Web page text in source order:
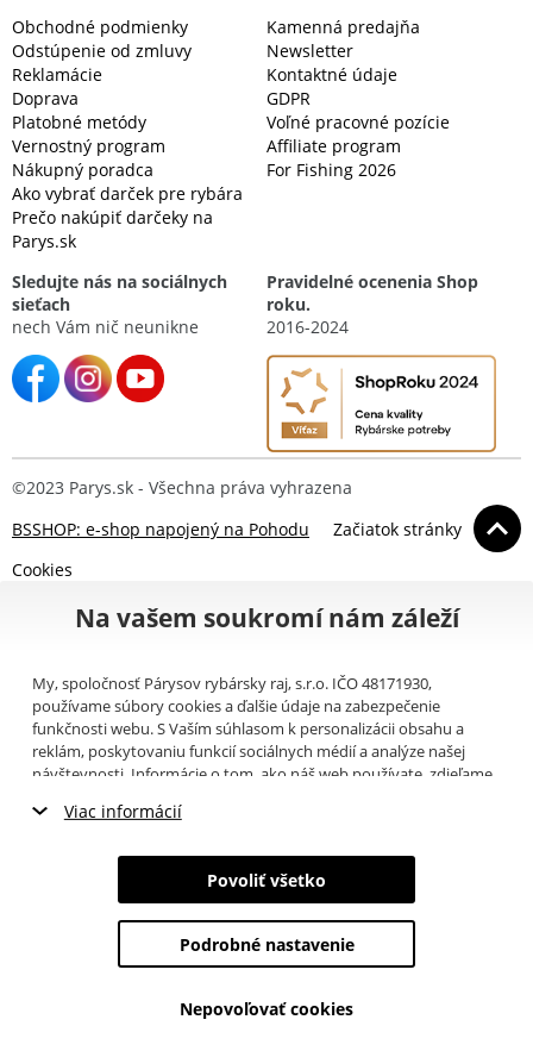
Obchodné podmienky
Odstúpenie od zmluvy
Reklamácie
Doprava
Platobné metódy
Vernostný program
Nákupný poradca
Ako vybrať darček pre rybára
Prečo nakúpiť darčeky na
Parys.sk
Kamenná predajňa
Newsletter
Kontaktné údaje
GDPR
Voľné pracovné pozície
Affiliate program
For Fishing 2026
Sledujte nás na sociálnych
sieťach
nech Vám nič neunikne
Pravidelné ocenenia Shop
roku.
2016-2024
©2023 Parys.sk - Všechna práva vyhrazena
BSSHOP: e-shop napojený na Pohodu
Začiatok stránky
Cookies
Na vašem soukromí nám záleží
My, spoločnosť Párysov rybársky raj, s.r.o. IČO 48171930,
používame súbory cookies a ďalšie údaje na zabezpečenie
funkčnosti webu. S Vaším súhlasom k personalizácii obsahu a
reklám, poskytovaniu funkcií sociálnych médií a analýze našej
návštevnosti. Informácie o tom, ako náš web používate, zdieľame
(napríklad Google).Tu
informáciami, ktoré ste im poskytli alebo ktoré získali v dôsledku
toho, že používate ich služby. Tieto údaje zahŕňajú cookies, dáta z
ďalších úložísk, IP adresu a ďalšie informácie spojené s prezeraním
Viac informácií
Nevyhnutné cookies
Marketingové cookies
Analytické cookies
Údaje o používateľoch
Povoliť všetko
Podrobné nastavenie
Nepovoľovať cookies